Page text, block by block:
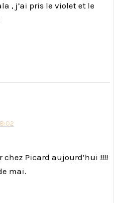
, j’ai pris le violet et le
Picard aujourd’hui !!!!
mai.